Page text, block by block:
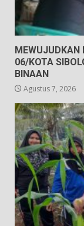
MEWUJUDKAN
06/KOTA
BINAAN
Agustus 7, 2026